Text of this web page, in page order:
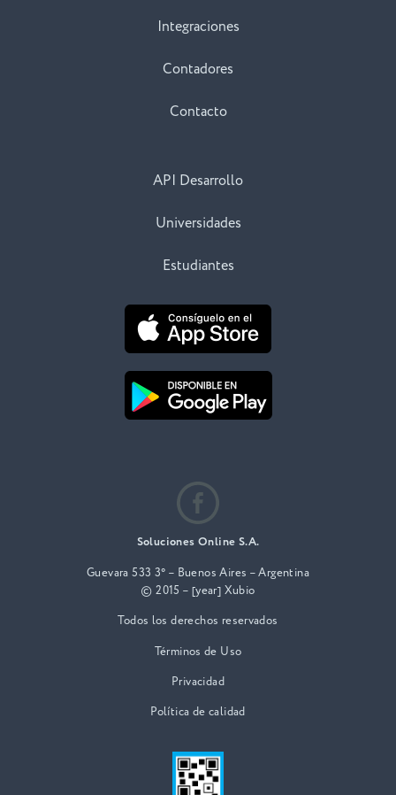
Integraciones
Contadores
Contacto
API Desarrollo
Universidades
Estudiantes
Soluciones Online S.A.
Guevara 533 3° – Buenos Aires – Argentina
© 2015 – [year] Xubio
Todos los derechos reservados
Términos de Uso
Privacidad
Política de calidad